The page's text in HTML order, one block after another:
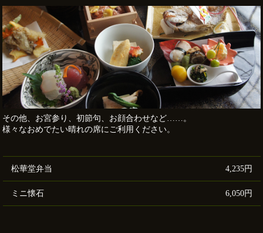
その他、お宮参り、初節句、お顔合わせなど……。
様々なおめでたい晴れの席にご利用ください。
松華堂弁当 4,235円
ミニ懐石 6,050円